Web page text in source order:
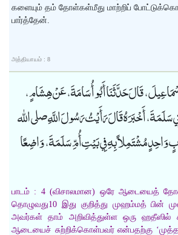
களையும் தம் தோள்கள்மீது மாற்றிப்
பார்த்தேன்.
அத்தியாயம் : 8
قَالَ حَدَّثَنَا أَبُو أُسَامَةَ، عَنْ هِشَامٍ،
أَخْبَرَهُ قَالَ رَأَيْتُ رَسُولَ اللَّهِ صلى الله
وَاحِدٍ مُشْتَمِلاً بِهِ فِي بَيْتِ أُمِّ سَلَمَةَ، وَاضِعًا
பாடம் : 4 (விசாலமான) ஒரே ஆடையைத்
தொழுவது10 இது குறித்து முஹம்மத்
அவர்கள் தாம் அறிவித்துள்ள ஒரு ஹதீஸில்
ஆடையைச் சுற்றிக்கொள்பவர் என்பதற்கு